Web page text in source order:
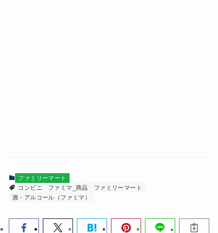
ファミリーマート
コンビニ
ファミマ_商品
ファミリーマート
酒・アルコール（ファミマ）